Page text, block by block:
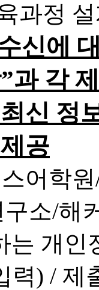
과정
신에
과 각
신 정
공
어학
소/해
는 개
력) / 제